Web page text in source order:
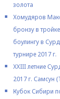
золота
Хомудяров
бронзу в
боулингу в
турнире 2017 г.
XXIII летние
2017 г. Самсун
Кубок Сибири